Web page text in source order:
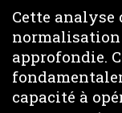
Cette analyse
normalisation
approfondie.
capacité à